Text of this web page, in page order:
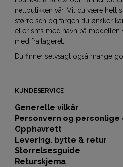
nettbutikken vår. Vil du være helt
størrelsen og fargen du ønsker
eller sms med navn på modellen
med fra lageret.
Du finner selvsagt også mange
KUNDESERVICE
Generelle vilkår
Personvern og personlige
Opphavrett
Levering, bytte & retur
Størrelsesguide
Returskjema